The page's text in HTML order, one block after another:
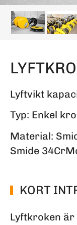
Lyftvikt
Typ: Enkel
Material:
Smide
KORT
Lyftkroken